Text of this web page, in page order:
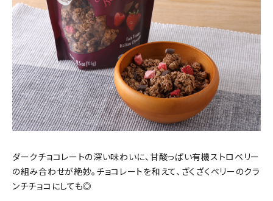
ダークチョコレートの深い味わいに、甘酸っぱい有機ストロベリー
の組み合わせが絶妙。チョコレートを和えて、ざくざくベリーのクラ
ンチチョコにしても◎